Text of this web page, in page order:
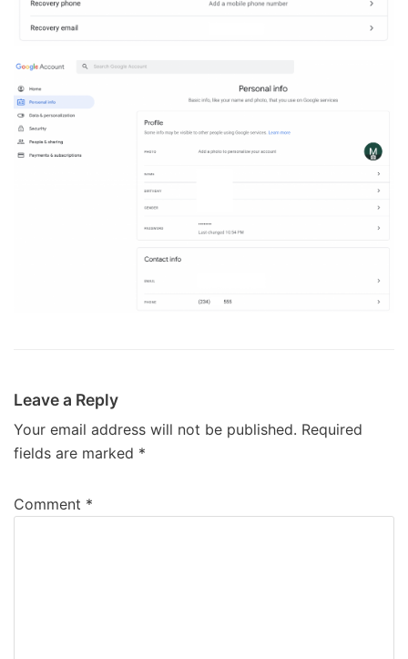
Leave a Reply
Your email address will not be published. Required
fields are marked *
Comment *